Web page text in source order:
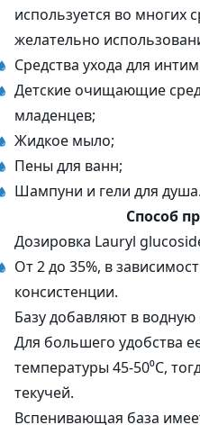
используется во многих
желательно
Средства ухода для
Детские очищающие
младенцев;
Жидкое мыло;
Пены для ванн;
Шампуни и гели для душа.
Способ
Дозировка Lauryl
От 2 до 35%, в
консистенции.
Базу добавляют в водную
Для большего удобства
температуры 45-50⁰С,
текучей.
Вспенивающая база